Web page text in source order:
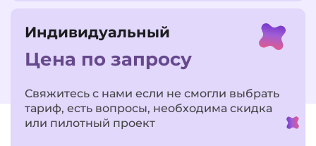
Индивидуальный
Цена по запросу
Свяжитесь с нами если не смогли выбрать
тариф, есть вопросы, необходима скидка
или пилотный проект